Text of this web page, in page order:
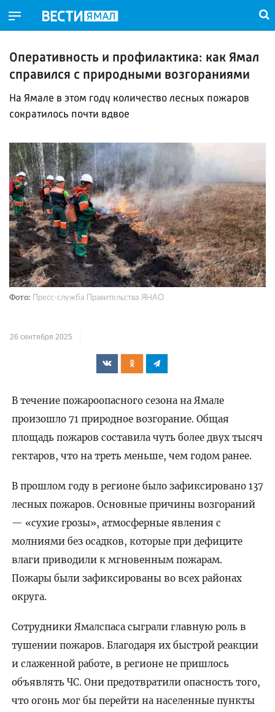
Оперативность и профилактика: как Ямал
справился с природными возгораниями
На Ямале в этом году количество лесных пожаров
сократилось почти вдвое
Фото: Пресс-служба Правительства ЯНАО
26 сентября 2025
В течение пожароопасного сезона на Ямале
произошло 71 природное возгорание. Общая
площадь пожаров составила чуть более двух тысяч
гектаров, что на треть меньше, чем годом ранее.
В прошлом году в регионе было зафиксировано 137
лесных пожаров. Основные причины возгораний
— «сухие грозы», атмосферные явления с
молниями без осадков, которые при дефиците
влаги приводили к мгновенным пожарам.
Пожары были зафиксированы во всех районах
округа.
Сотрудники Ямалспаса сыграли главную роль в
тушении пожаров. Благодаря их быстрой реакции
и слаженной работе, в регионе не пришлось
объявлять ЧС. Они предотвратили опасность того,
что огонь мог бы перейти на населенные пункты